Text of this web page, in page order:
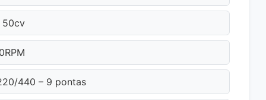
50cv
440 – 9 pontas